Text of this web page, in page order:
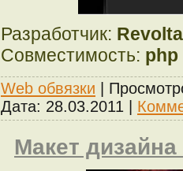
Разработчик:
Совместимость: php
Web обвязки |
Дата: 28.03.2011 |
Макет